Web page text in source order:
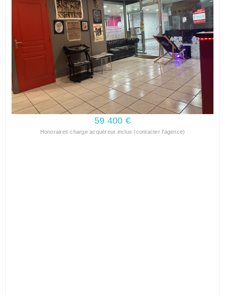
59 400 €
Honoraires charge acquéreur inclus (contacter l'agence)